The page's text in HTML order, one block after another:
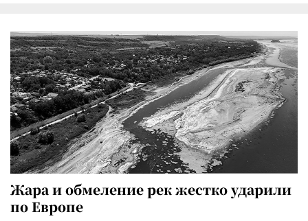
Жара и обмеление рек жестко ударили
по Европе